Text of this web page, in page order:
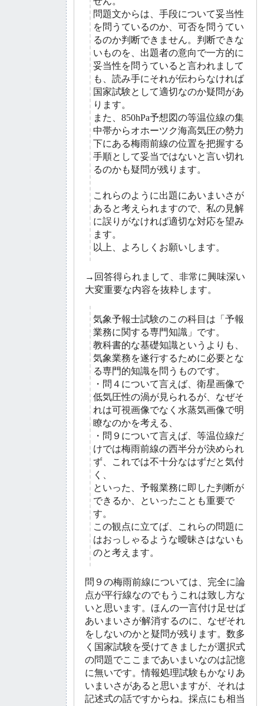
問題文からは、手段について妥当性
を問うているのか、可否を問うてい
るのか判断できません。判断できな
いものを、出題者の意向で一方的に
妥当性を問うていると言われまして
も、読み手にそれが伝わらなければ
国家試験として適切なのか疑問があ
ります。
また、850hPa予想図の等温位線の集
中帯からオホーツク海高気圧の勢力
下にある梅雨前線の位置を把握する
手順として妥当ではないと言い切れ
るのかも疑問が残ります。
これらのように出題にあいまいさが
あると考えられますので、私の見解
に誤りがなければ適切な対応を望み
ます。
以上、よろしくお願いします。
→回答得られまして、非常に興味深い
大変重要な内容を抜粋します。
気象予報士試験のこの科目は「予報
業務に関する専門知識」です。
教科書的な基礎知識というよりも、
気象業務を遂行するために必要とな
る専門的知識を問うものです。
・問４について言えば、衛星画像で
低気圧性の渦が見られるが、なぜそ
れは可視画像でなく水蒸気画像で明
瞭なのかを考える、
・問９について言えば、等温位線だ
けでは梅雨前線の西半分が決められ
ず、これでは不十分なはずだと気付
く、
といった、予報業務に即した判断が
できるか、といったことも重要で
す。
この観点に立てば、これらの問題に
はおっしゃるような曖昧さはないも
のと考えます。
問９の梅雨前線については、完全に論
点が平行線なのでもうこれは致し方な
いと思います。ほんの一言付け足せば
あいまいさが解消するのに、なぜそれ
をしないのかと疑問が残ります。数多
く国家試験を受けてきましたが選択式
の問題でここまであいまいなのは記憶
に無いです。情報処理試験もかなりあ
いまいさがあると思いますが、それは
記述式の話ですからね。採点にも相当